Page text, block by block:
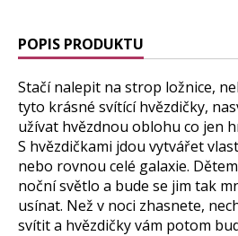
POPIS PRODUKTU
Stačí nalepit na strop ložnice,
tyto krásné svítící hvězdičky,
užívat hvězdnou oblohu co jen
S hvězdičkami jdou vytvářet
nebo rovnou celé galaxie.
noční světlo a bude se jim tak
usínat. Než v noci zhasnete,
svítit a hvězdičky vám potom